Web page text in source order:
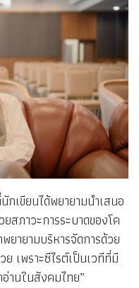
เขียนได้พยายามนำเสนอ
สภาวะการระบาดของโค
ยายามบริหารจัดการด้วย
เพราะซีไรต์เป็นเวทีที่มี
านในสังคมไทย”